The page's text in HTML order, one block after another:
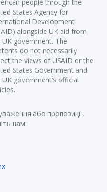
people through the
States Agency for
Development
alongside UK aid from
UK government. The
do not necessarily
the views of USAID or the
States Government and
UK government’s official
або пропозиції,
нам: